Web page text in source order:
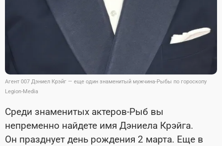
Агент 007 Дэниел Крэйг — еще один знаменитый мужчина-Рыбы по гороскопу
Legion-Media
Среди знаменитых актеров-Рыб вы
непременно найдете имя Дэниела Крэйга.
Он празднует день рождения 2 марта. Еще в